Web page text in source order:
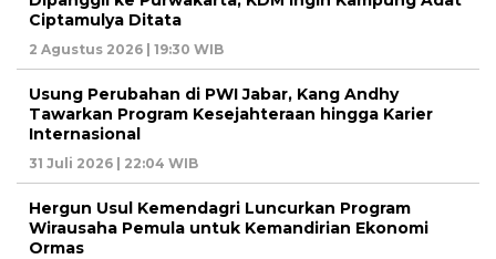
Ciptamulya Ditata
2 Agustus 2026 | 19:30 WIB
Usung Perubahan di PWI Jabar, Kang Andhy
Tawarkan Program Kesejahteraan hingga Karier
Internasional
31 Juli 2026 | 22:04 WIB
Hergun Usul Kemendagri Luncurkan Program
Wirausaha Pemula untuk Kemandirian Ekonomi
Ormas